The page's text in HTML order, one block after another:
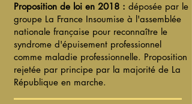
Proposition de loi en 2018 : déposée par le
groupe La France Insoumise à l'assemblée
nationale française pour reconnaître le
syndrome d'épuisement professionnel
comme maladie professionnelle. Proposition
rejetée par principe par la majorité de La
République en marche.